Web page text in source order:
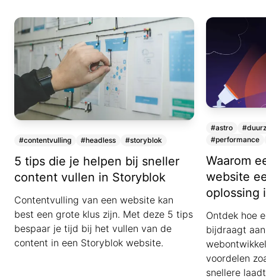
#contentvulling #headless #storyblok
5 tips die je helpen bij sneller
content vullen in Storyblok
Contentvulling van een website kan
best een grote klus zijn. Met deze 5 tips
bespaar je tijd bij het vullen van de
content in een Storyblok website.
#astro
#performance
Waarom
website
oplossing
Ontdek hoe
bijdraagt
voordelen
snellere